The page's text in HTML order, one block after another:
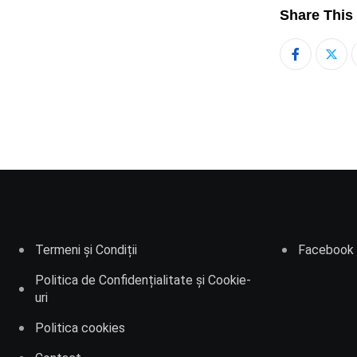
Share This
Termeni și Condiții
Politica de Confidențialitate și Cookie-
uri
Politica cookies
Facebook